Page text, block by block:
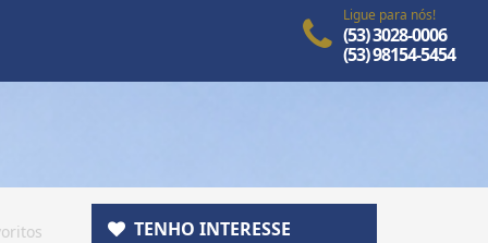
Ligue para nós!
(53) 3028-0006
(53) 98154-5454
TENHO INTERESSE